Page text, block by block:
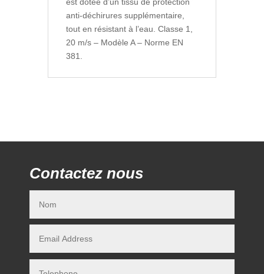
est dotée d’un tissu de protection
anti-déchirures supplémentaire,
tout en résistant à l’eau. Classe 1,
20 m/s – Modèle A – Norme EN
381.
Contactez nous